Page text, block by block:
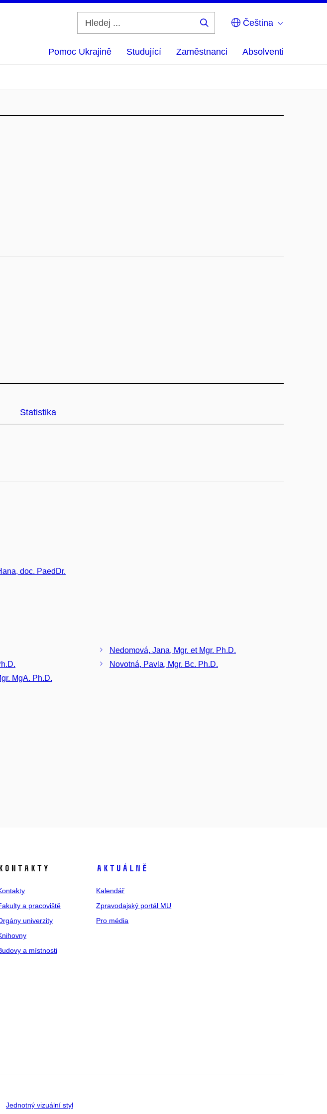
Čeština
Pomoc Ukrajině Studující Zaměstnanci Absolventi
Statistika
Ph.D.
Mgr. MgA. Ph.D.
Nedomová, Jana, Mgr. et Mgr. Ph.D.
Novotná, Pavla, Mgr. Bc. Ph.D.
a pracoviště
univerzity
a místnosti
Aktuálně
Kalendář
Zpravodajský portál MU
Pro média
Jednotný vizuální styl